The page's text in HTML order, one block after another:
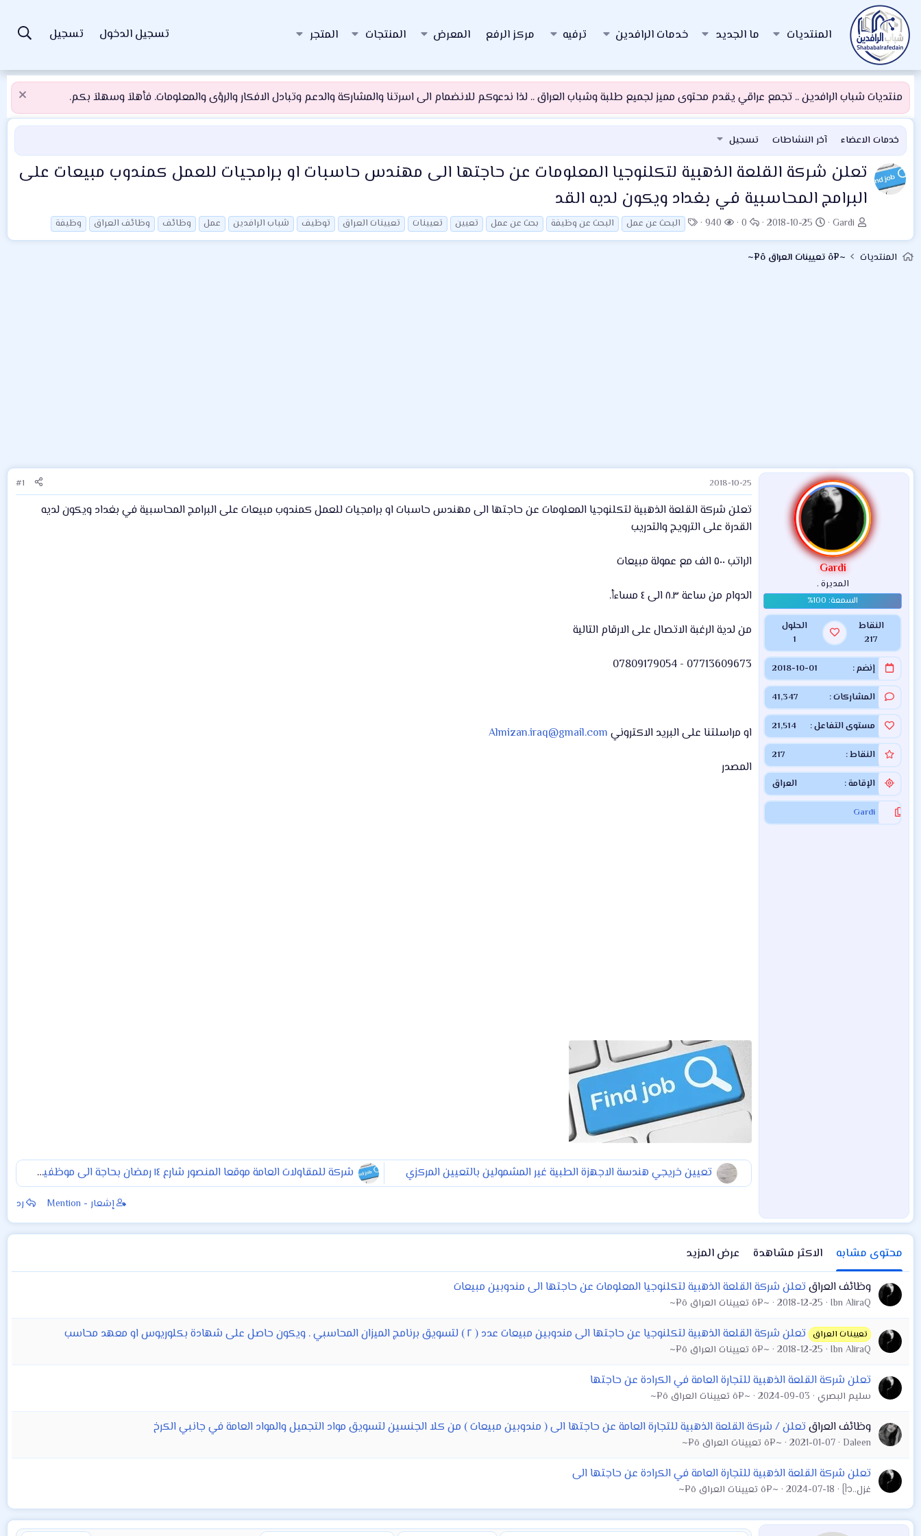
المنتديات ما الجديد خدمات الرافدين ترفيه مركز الرفع المعرض المنتجات المتجر تسجيل الدخول تسجيل
منتديات شباب الرافدين .. تجمع عراقي يقدم محتوى مميز لجميع طلبة وشباب العراق .. لذا ندعوكم للانضمام الى اسرتنا والمشاركة والدعم وتبادل الافكار والرؤى والمعلومات. فأهلاَ وسهلاَ بكم.
خدمات الاعضاء آخر النشاطات تسجيل
تعلن شركة القلعة الذهبية لتكلنوجيا المعلومات عن حاجتها الى مهندس حاسبات او برامجيات للعمل كمندوب مبيعات على
البرامج المحاسبية في بغداد ويكون لديه القد
ب
ا
د
Gardi
ت
ا
ر
2018-10-25
ا
ل
0
ا
ل
940
ا
ل
البحث عن عمل البحث عن وظيفة بحث عن عمل تعيين تعيينات تعيينات العراق توظيف شباب الرافدين عمل وظائف وظائف العراق وظيفة
المنتديات ~¤ô تعيينات العراق ô¤~
Gardi
المديرة .
النقاط
217
الحلول
1
إنضم 2018-10-01
المشاركات 41,347
مستوى التفاعل 21,514
النقاط 217
الإقامة العراق
Gardi
2018-10-25
#1
تعلن شركة القلعة الذهبية لتكلنوجيا المعلومات عن حاجتها الى مهندس حاسبات او برامجيات للعمل كمندوب مبيعات على البرامج المحاسبية في بغداد ويكون لديه
القدرة على الترويج والتدريب
الراتب ٥٠٠ الف مع عمولة مبيعات
الدوام من ساعة ٨.٣ الى ٤ مساءأ.
من لدية الرغبة الاتصال على الارقام التالية
07713609673 - 07809179054
او مراسلتنا على البريد الاكتروني Almizan.iraq@gmail.com
المصدر
تعيين خريجي هندسة الاجهزة الطبية غير المشمولين بالتعيين المركزي شركة للمقاولات العامة موقعا المنصور شارع ١٤ رمضان بحاجة الى موظفين وموظفات كما مبين ادناه
إشعار - Mention رد
محتوى مشابه الاكثر مشاهدة
عرض المزيد
وظائف العراق تعلن شركة القلعة الذهبية لتكلنوجيا المعلومات عن حاجتها الى مندوبين مبيعات
Ibn AliraQ
2018-12-25 ~¤ô تعيينات العراق ô¤~
تعيينات العراق تعلن شركة القلعة الذهبية لتكلنوجيا عن حاجتها الى مندوبين مبيعات عدد ( ٢ ) لتسويق برنامج الميزان المحاسبي . ويكون حاصل على شهادة بكلوريوس او معهد محاسب
Ibn AliraQ
2018-12-25 ~¤ô تعيينات العراق ô¤~
تعلن شركة القلعة الذهبية للتجارة العامة في الكرادة عن حاجتها
سليم البصري 2024-09-03 ~¤ô تعيينات العراق ô¤~
وظائف العراق تعلن / شركة القلعة الذهبية للتجارة العامة عن حاجتها الى ( مندوبين مبيعات ) من كلا الجنسين لتسويق مواد التجميل والمواد العامة في جانبي الكرخ
Daleen
2021-01-07 ~¤ô تعيينات العراق ô¤~
تعلن شركة القلعة الذهبية للتجارة العامة في الكرادة عن حاجتها الى
غزل..ᥫ᭡ 2024-07-18 ~¤ô تعيينات العراق ô¤~